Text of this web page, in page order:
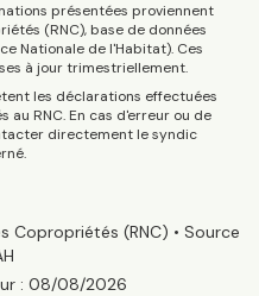
présentées proviennent
(RNC), base de données
Nationale de l'Habitat). Ces
à jour trimestriellement.
les déclarations effectuées
RNC. En cas d'erreur ou de
directement le syndic
Copropriétés (RNC) • Source
: 08/08/2026